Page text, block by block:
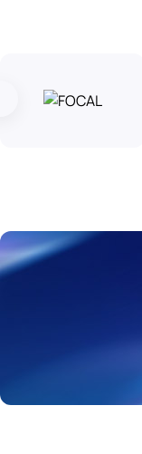
Аксессуары